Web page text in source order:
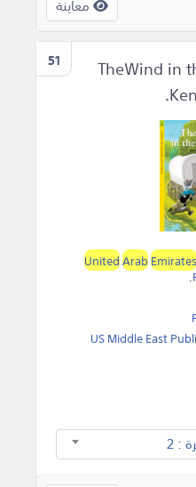
51
TheWind in
UnitedArabEmirates
.
US Middle East
: 2